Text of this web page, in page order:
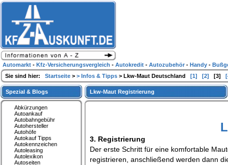
Lkw-Maut Registrierung
3. Registrierung
Der erste Schritt für eine komfortable
registrieren, anschließend werden dann
Spezial & Blogs
Abkürzungen
Autoankauf
Autobahngebühr
Autohersteller
Autohöfe
Autokauf Tipps
Autokennzeichen
Autoleasing
Autolexikon
Autoseiten
Automarkt - Kfz-Versicherungsvergleich - Autokredit - Autozubehör - Handy -
Sie sind hier: Startseite > > Infos & Tipps > Lkw-Maut Deutschland [1] [2] [3]